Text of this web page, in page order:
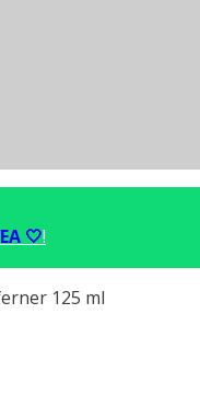
🤍!
125 ml